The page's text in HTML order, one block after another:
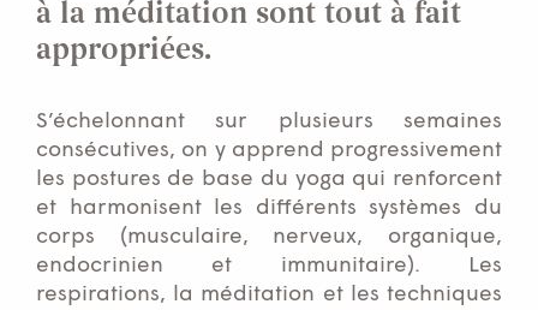
à la méditation sont tout à fait
appropriées.
S’échelonnant sur plusieurs semaines
consécutives, on y apprend progressivement
les postures de base du yoga qui renforcent
et harmonisent les différents systèmes du
corps (musculaire, nerveux, organique,
endocrinien et immunitaire). Les
respirations, la méditation et les techniques